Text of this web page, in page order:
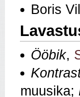
Boris
Ööbik,
muusika;